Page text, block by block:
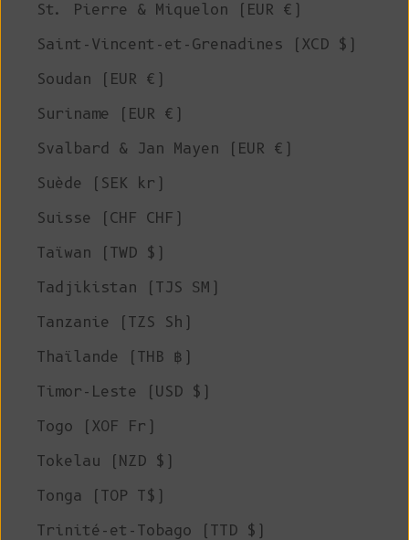
St. Pierre & Miquelon (EUR €)
Saint-Vincent-et-Grenadines (XCD $)
Soudan (EUR €)
Suriname (EUR €)
Svalbard & Jan Mayen (EUR €)
Suède (SEK kr)
Suisse (CHF CHF)
Taïwan (TWD $)
Tadjikistan (TJS ЅМ)
Tanzanie (TZS Sh)
Thaïlande (THB ฿)
Timor-Leste (USD $)
Togo (XOF Fr)
Tokelau (NZD $)
Tonga (TOP T$)
Trinité-et-Tobago (TTD $)